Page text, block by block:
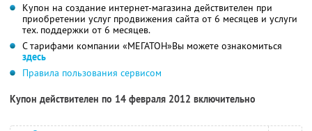
Купон на создание интернет-магазина действителен при
приобретении услуг продвижения сайта от 6 месяцев и услуги
тех. поддержки от 6 месяцев.
С тарифами компании «МЕГАТОН»Вы можете ознакомиться
здесь
Правила пользования сервисом
Купон действителен по 14 февраля 2012 включительно